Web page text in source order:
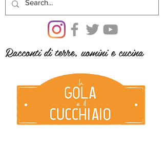
Racconti di terre, uomini e cucina